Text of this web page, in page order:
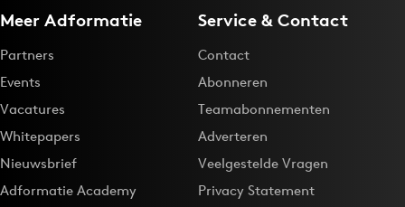
Meer Adformatie
Partners
Events
Vacatures
Whitepapers
Nieuwsbrief
Adformatie Academy
Service & Contact
Contact
Abonneren
Teamabonnementen
Adverteren
Veelgestelde Vragen
Privacy Statement